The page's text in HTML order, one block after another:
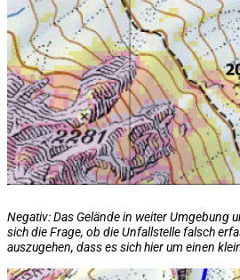
Negativ: Das Gelände in weiter Umgebung
sich die Frage, ob die Unfallstelle falsch
auszugehen, dass es sich hier um einen